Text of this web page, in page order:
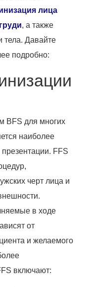
лица
, а также
тела. Давайте
подробно:
BFS для многих
наиболее
FFS
черт лица и
в ходе
от
и желаемого
включают: